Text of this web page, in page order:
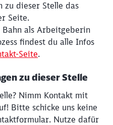
zu dieser Stelle das
Seite.
Bahn als Arbeitgeberin
findest du alle Infos
Seite.
zu dieser Stelle
Nimm Kontakt mit
Bitte schicke uns keine
Nutze dafür